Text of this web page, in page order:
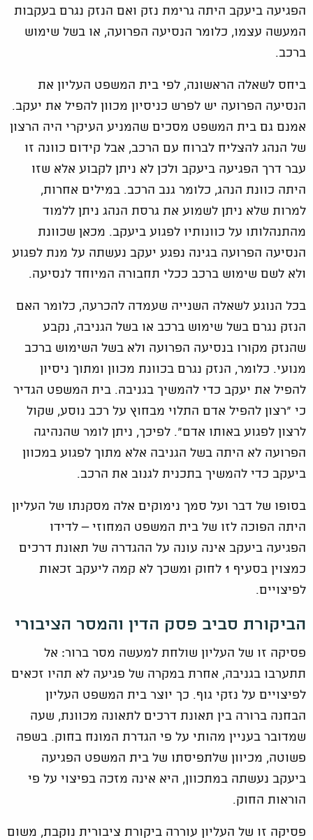
הפגיעה ביעקב היתה גרימת נזק ואם הנזק נגרם בעקבות
המעשה עצמו, כלומר הנסיעה הפרועה, או בשל שימוש
ברכב.
ביחס לשאלה הראשונה, לפי בית המשפט העליון את
הנסיעה הפרועה יש לפרש כניסיון מכוון להפיל את יעקב.
אמנם גם בית המשפט מסכים שהמניע העיקרי היה הרצון
של הנהג להצליח לברוח עם הרכב, אבל קידום כוונה זו
עבר דרך הפגיעה ביעקב ולכן לא ניתן לקבוע אלא שזו
היתה כוונת הנהג, כלומר גנב הרכב. במילים אחרות,
למרות שלא ניתן לשמוע את גרסת הנהג ניתן ללמוד
מהתנהלותו על כוונותיו לפגוע ביעקב. מכאן שכוונת
הנסיעה הפרועה בגינה נפגע יעקב נעשתה על מנת לפגוע
ולא לשם שימוש ברכב ככלי תחבורה המיוחד לנסיעה.
בכל הנוגע לשאלה השנייה שעמדה להכרעה, כלומר האם
הנזק נגרם בשל שימוש ברכב או בשל הגניבה, נקבע
שהנזק מקורו בנסיעה הפרועה ולא בשל השימוש ברכב
מנועי. כלומר, הנזק נגרם בכוונת מכוון ומתוך ניסיון
להפיל את יעקב כדי להמשיך בגניבה. בית המשפט הגדיר
כי "רצון להפיל אדם התלוי מבחוץ על רכב נוסע, שקול
לרצון לפגוע באותו אדם". לפיכך, ניתן לומר שהנהיגה
הפרועה לא היתה בשל הגניבה אלא מתוך לפגוע במכוון
ביעקב כדי להמשיך בתכנית לגנוב את הרכב.
בסופו של דבר ועל סמך נימוקים אלה מסקנתו של העליון
היתה הפוכה לזו של בית המשפט המחוזי – לדידו
הפגיעה ביעקב אינה עונה על ההגדרה של תאונת דרכים
כמצוין בסעיף 1 לחוק ומשכך לא קמה ליעקב זכאות
לפיצויים.
הביקורת סביב פסק הדין והמסר הציבורי
פסיקה זו של העליון שולחת למעשה מסר ברור: אל
תתערבו בגניבה, אחרת במקרה של פגיעה לא תהיו זכאים
לפיצויים על נזקי גוף. כך יוצר בית המשפט העליון
הבחנה ברורה בין תאונת דרכים לתאונה מכוונת, שעה
שמדובר בעניין מהותי על פי הגדרת המונח בחוק. בשפה
פשוטה, מכיוון שלתפיסתו של בית המשפט הפגיעה
ביעקב נעשתה במתכוון, היא אינה מזכה בפיצוי על פי
הוראות החוק.
פסיקה זו של העליון עוררה ביקורת ציבורית נוקבת, משום